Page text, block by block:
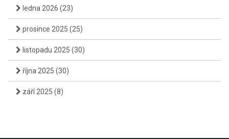
ledna 2026 (23)
prosince 2025 (25)
listopadu 2025 (30)
října 2025 (30)
září 2025 (8)